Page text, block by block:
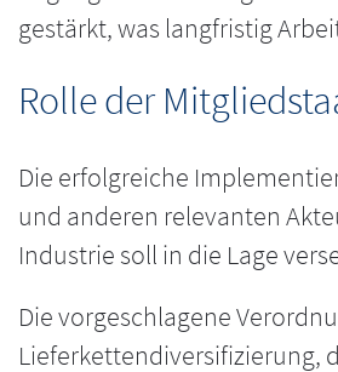
gestärkt, was langfristig
Rolle der
Die erfolgreiche
und anderen relevanten
Industrie soll in die Lage
Die vorgeschlagene
Lieferkettendiversifizierung,